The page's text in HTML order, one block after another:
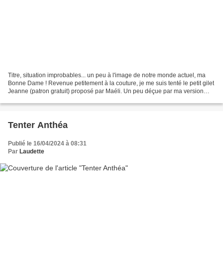
Titre, situation improbables... un peu à l'image de notre monde actuel, ma
Bonne Dame ! Revenue petitement à la couture, je me suis tenté le petit gilet
Jeanne (patron gratuit) proposé par Maéli. Un peu déçue par ma version
Tenter Anthéa
Publié le 16/04/2024 à 08:31
Par Laudette